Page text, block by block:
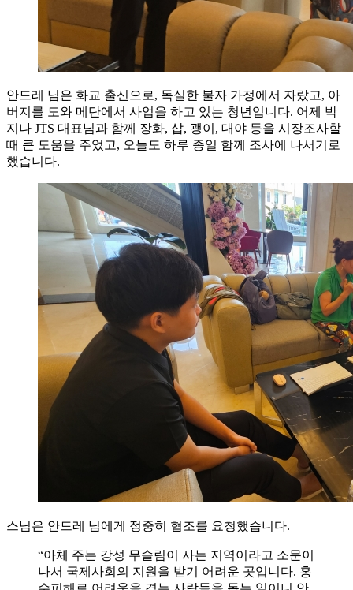
안드레 님은 화교 출신으로, 독실한 불자 가정에서 자랐고, 아
버지를 도와 메단에서 사업을 하고 있는 청년입니다. 어제 박
지나 JTS 대표님과 함께 장화, 삽, 괭이, 대야 등을 시장조사할
때 큰 도움을 주었고, 오늘도 하루 종일 함께 조사에 나서기로
했습니다.
스님은 안드레 님에게 정중히 협조를 요청했습니다.
“아체 주는 강성 무슬림이 사는 지역이라고 소문이
나서 국제사회의 지원을 받기 어려운 곳입니다. 홍